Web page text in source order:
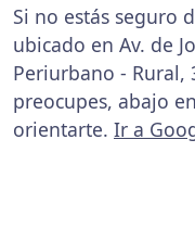
Si no estás seguro
ubicado en Av. de
Periurbano - Rural,
preocupes, abajo
orientarte. Ir a